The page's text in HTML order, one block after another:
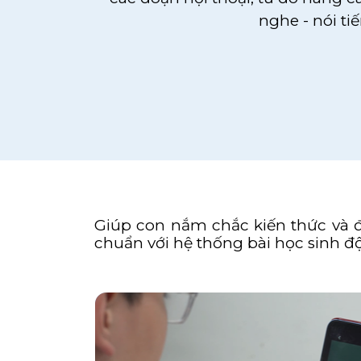
nghe - nói
Giúp con nắm chắc kiến thức và
chuẩn với hệ thống bài học sinh